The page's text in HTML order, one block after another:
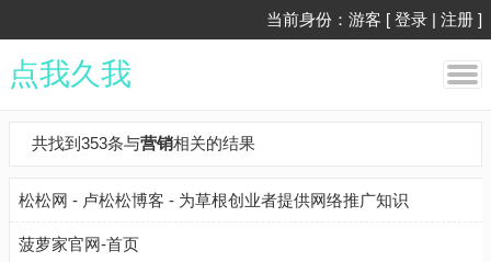
当前身份：游客 [ 登录 | 注册 ]
点我久我
共找到353条与营销相关的结果
松松网 - 卢松松博客 - 为草根创业者提供网络推广知识
菠萝家官网-首页